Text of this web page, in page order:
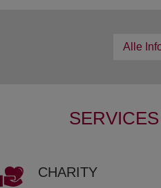
Alle
CHA­RI­TY